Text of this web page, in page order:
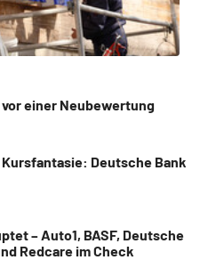
steht vor einer Neubewertung
Deutsche Bank
– Auto1, BASF, Deutsche
Redcare im Check